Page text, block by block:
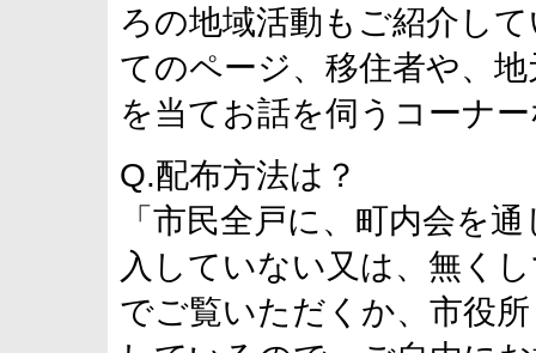
ろの地域活動もご紹介し
てのページ、移住者や、
を当てお話を伺うコーナ
Q.配布方法は？
「市民全戸に、町内会を
入していない又は、無く
でご覧いただくか、市役